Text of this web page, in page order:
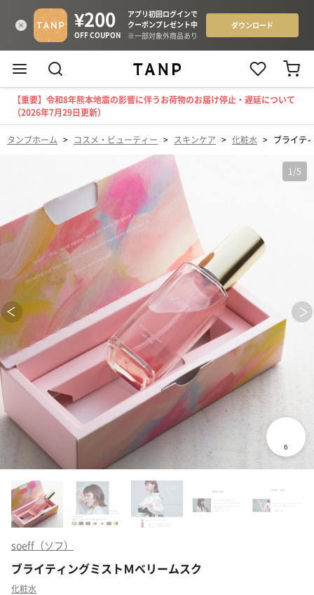
【重要】令和8年熊本地震の影響に伴うお荷物のお届け停止・遅延について
（2026年7月29日更新）
タンプホーム > コスメ・ビューティー > スキンケア > 化粧水 > ブライテ
1 /5
soeff（ソフ）
ブライティングミストＭベリームスク
化粧水